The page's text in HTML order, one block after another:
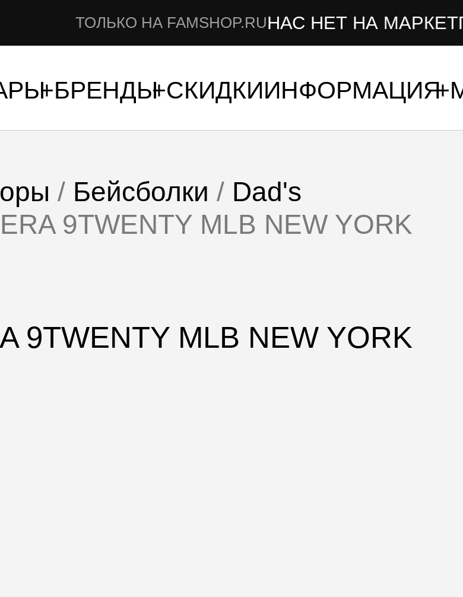
ТОЛЬКО НА FAMSHOP.RUНАС НЕТ НА
БРЕНДЫСКИДКИИНФОРМАЦИЯ
/ Бейсболки / Dad's
9TWENTY MLB NEW YORK